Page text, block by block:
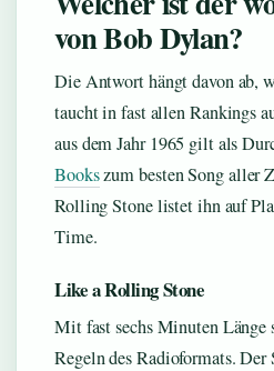
von Bob Dylan?
Die Antwort hängt davon ab,
taucht in fast allen Rankings
aus dem Jahr 1965 gilt als
Bookszum besten Song aller
Rolling Stone listet ihn auf
Time.
Like a Rolling Stone
Mit fast sechs Minuten Länge
Regeln des Radioformats.